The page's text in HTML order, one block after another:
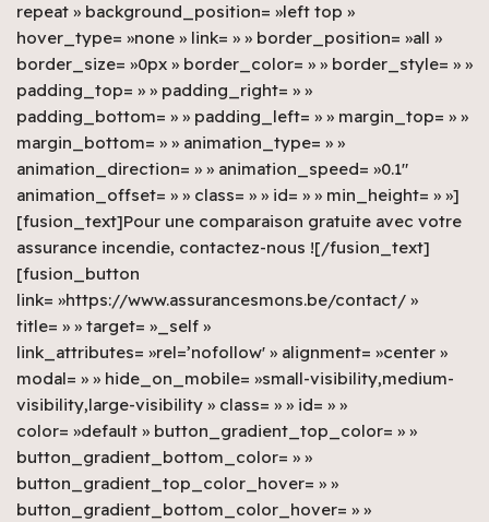
repeat » background_position= »left top »
hover_type= »none » link= » » border_position= »all »
border_size= »0px » border_color= » » border_style= » »
padding_top= » » padding_right= » »
padding_bottom= » » padding_left= » » margin_top= » »
margin_bottom= » » animation_type= » »
animation_direction= » » animation_speed= »0.1″
animation_offset= » » class= » » id= » » min_height= » »]
[fusion_text]Pour une comparaison gratuite avec votre
assurance incendie, contactez-nous ![/fusion_text]
[fusion_button
link= »https://www.assurancesmons.be/contact/ »
title= » » target= »_self »
link_attributes= »rel=’nofollow' » alignment= »center »
modal= » » hide_on_mobile= »small-visibility,medium-
visibility,large-visibility » class= » » id= » »
color= »default » button_gradient_top_color= » »
button_gradient_bottom_color= » »
button_gradient_top_color_hover= » »
button_gradient_bottom_color_hover= » »